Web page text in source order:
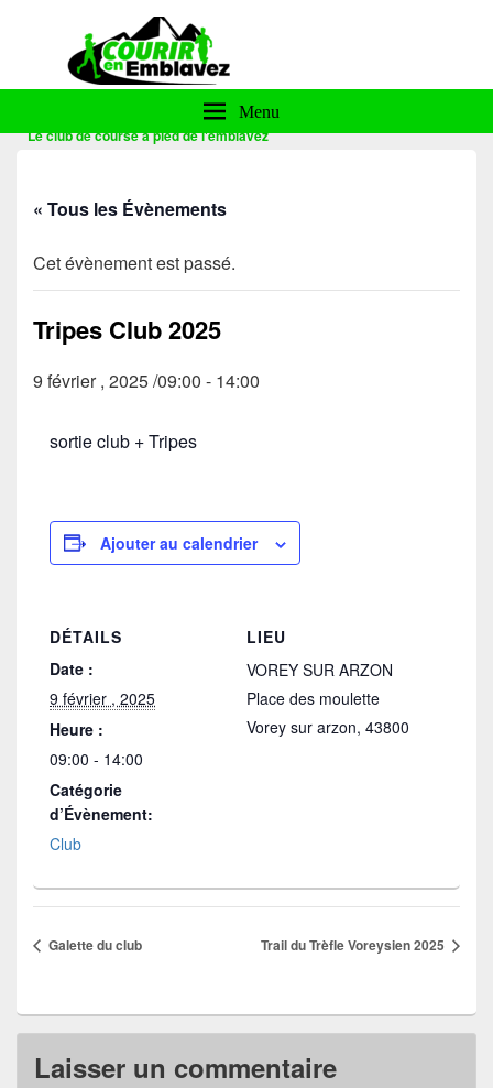
Courir en Emblavez
Le club de course à pied de l'emblavez
Menu
« Tous les Évènements
Cet évènement est passé.
Tripes Club 2025
9 février , 2025 /09:00 - 14:00
sortie club + Tripes
Ajouter au calendrier
DÉTAILS
Date :
9 février , 2025
Heure :
09:00 - 14:00
Catégorie
d’Évènement:
Club
LIEU
VOREY SUR ARZON
Place des moulette
Vorey sur arzon, 43800
Galette du club Trail du Trèfle Voreysien 2025
Laisser un commentaire